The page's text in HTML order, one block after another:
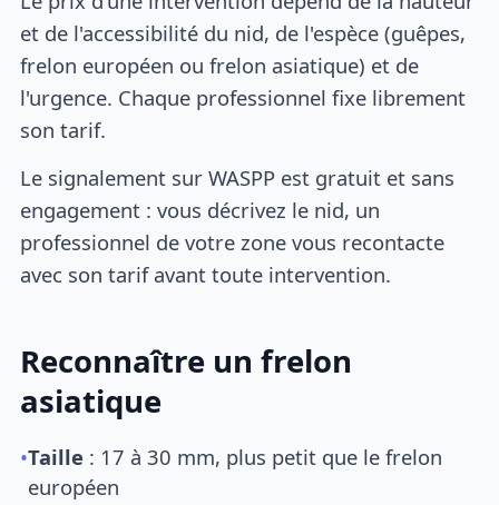
et de l'accessibilité du nid, de l'espèce (guêpes,
frelon européen ou frelon asiatique) et de
l'urgence. Chaque professionnel fixe librement
son tarif.
Le signalement sur WASPP est gratuit et sans
engagement : vous décrivez le nid, un
professionnel de votre zone vous recontacte
avec son tarif avant toute intervention.
Reconnaître un frelon
asiatique
•Taille : 17 à 30 mm, plus petit que le frelon
européen